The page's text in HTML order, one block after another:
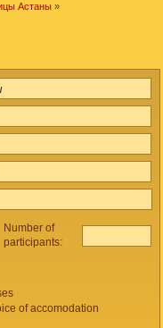
Астаны »
Number of
participants:
of accomodation